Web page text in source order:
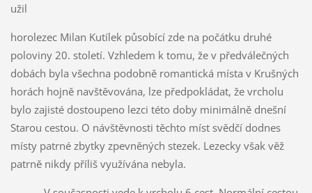
užil
horolezec Milan Kutílek působící zde na počátku druhé
poloviny 20. století. Vzhledem k tomu, že v předválečných
dobách byla všechna podobně romantická místa v Krušných
horách hojně navštěvována, lze předpokládat, že vrcholu
bylo zajisté dostoupeno lezci této doby minimálně dnešní
Starou cestou. O návštěvnosti těchto míst svědčí dodnes
místy patrné zbytky zpevněných stezek. Lezecky však věž
patrně nikdy příliš využívána nebyla.